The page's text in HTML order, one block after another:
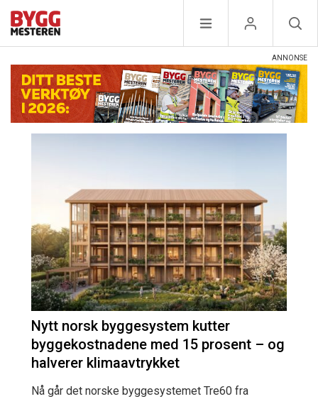
Nytt norsk byggesystem kutter
byggekostnadene med 15 prosent – og
halverer klimaavtrykket
Nå går det norske byggesystemet Tre60 fra